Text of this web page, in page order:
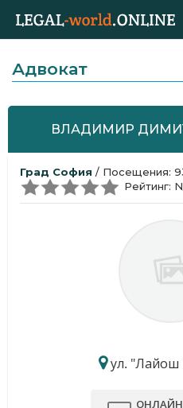
Адвокат
ВЛАДИМИР
Град София / Посещения:
Рейтинг:
ул. "Лайош